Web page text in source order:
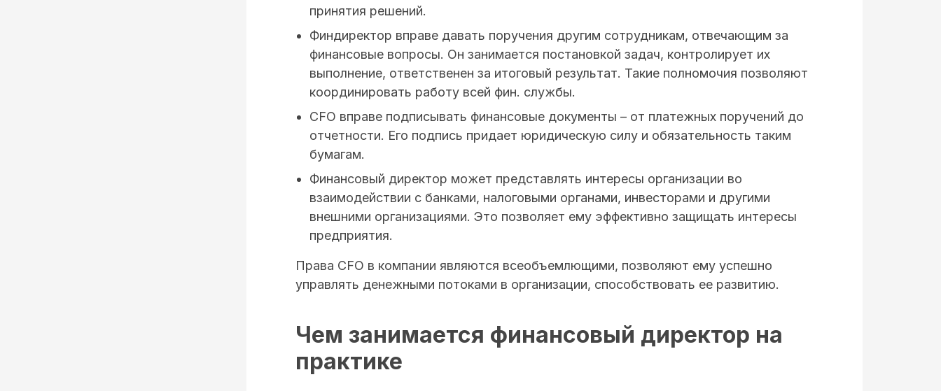
принятия решений.
Финдиректор вправе давать поручения другим сотрудникам, отвечающим за
финансовые вопросы. Он занимается постановкой задач, контролирует их
выполнение, ответственен за итоговый результат. Такие полномочия позволяют
координировать работу всей фин. службы.
CFO вправе подписывать финансовые документы – от платежных поручений до
отчетности. Его подпись придает юридическую силу и обязательность таким
бумагам.
Финансовый директор может представлять интересы организации во
взаимодействии с банками, налоговыми органами, инвесторами и другими
внешними организациями. Это позволяет ему эффективно защищать интересы
предприятия.
Права CFO в компании являются всеобъемлющими, позволяют ему успешно
управлять денежными потоками в организации, способствовать ее развитию.
Чем занимается финансовый директор на
практике